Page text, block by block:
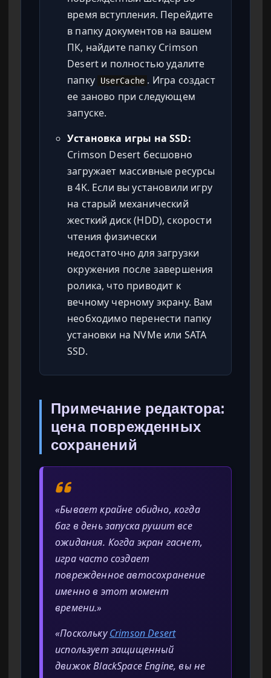
время вступления. Перейдите
в папку документов на вашем
ПК, найдите папку Crimson
Desert и полностью удалите
папку
UserCache . Игра создаст
ее заново при следующем
запуске.
Установка игры на SSD:
Crimson Desert бесшовно
загружает массивные ресурсы
в 4K. Если вы установили игру
на старый механический
жесткий диск (HDD), скорости
чтения физически
недостаточно для загрузки
окружения после завершения
ролика, что приводит к
вечному черному экрану. Вам
необходимо перенести папку
установки на NVMe или SATA
SSD.
Примечание редактора:
цена поврежденных
сохранений
«Бывает крайне обидно, когда
баг в день запуска рушит все
ожидания. Когда экран гаснет,
игра часто создает
поврежденное автосохранение
именно в этот момент
времени.»
«ПосколькуCrimson Desert
использует защищенный
движок BlackSpace Engine, вы не